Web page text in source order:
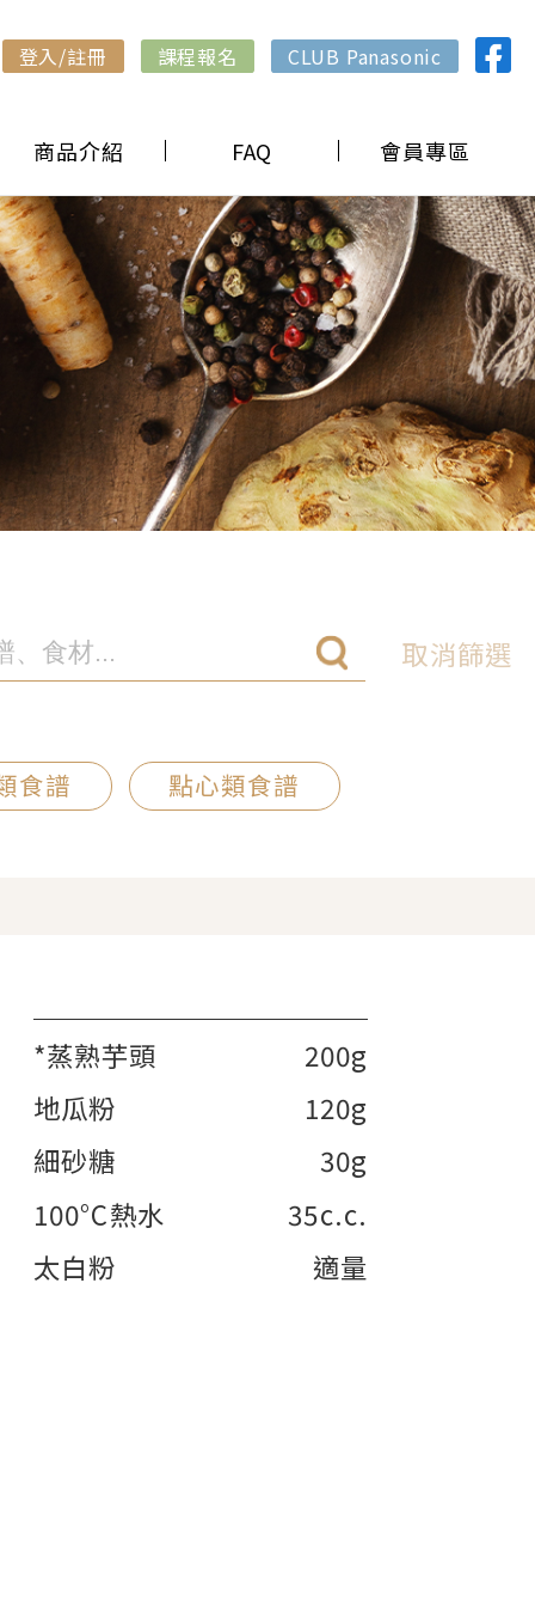
登入/註冊 課程報名 CLUB Panasonic
商品介紹 FAQ 會員專區
取消篩選
食譜 點心類食譜
*蒸熟芋頭
200g
地瓜粉
120g
細砂糖
30g
100°C熱水
35c.c.
太白粉
適量